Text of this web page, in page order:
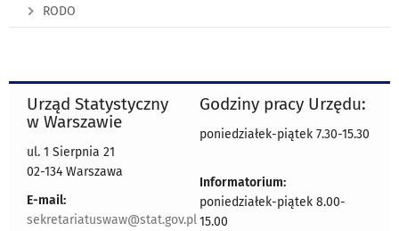
RODO
Urząd Statystyczny
w Warszawie
ul. 1 Sierpnia 21
02-134 Warszawa
E-mail:
sekretariatuswaw@stat.gov.pl
Godziny pracy Urzędu:
poniedziałek-piątek 7.30-15.30
Informatorium:
poniedziałek-piątek 8.00-
15.00